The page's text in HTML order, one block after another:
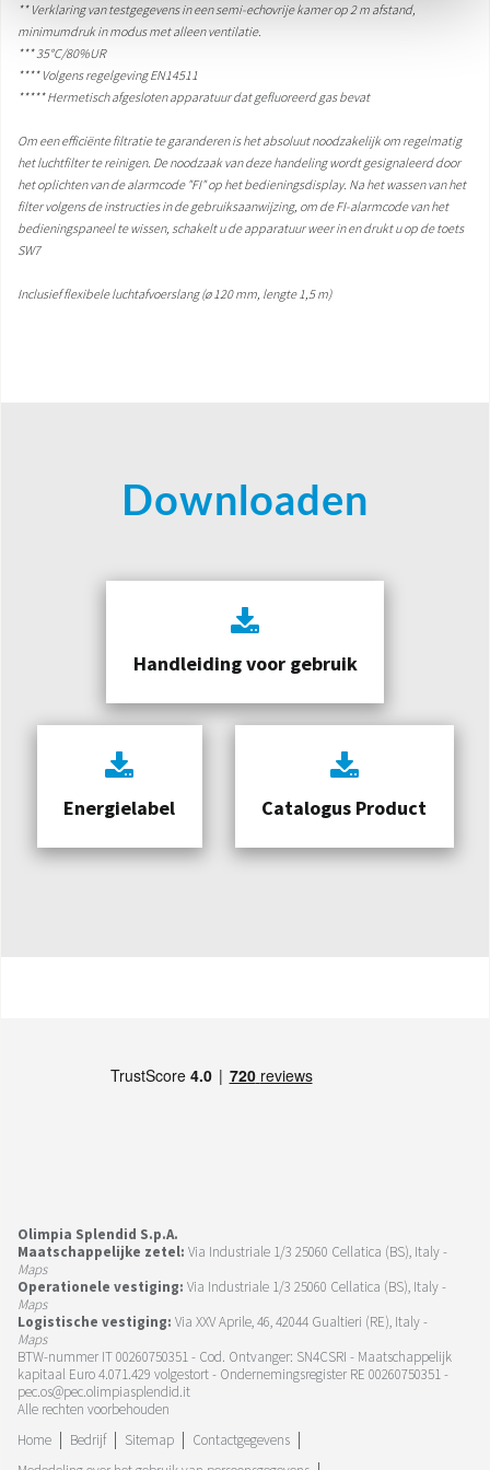
** Verklaring van testgegevens in een semi-echovrije kamer op 2 m afstand,
minimumdruk in modus met alleen ventilatie.
*** 35°C/80%UR
**** Volgens regelgeving EN14511
***** Hermetisch afgesloten apparatuur dat gefluoreerd gas bevat
Om een efficiënte filtratie te garanderen is het absoluut noodzakelijk om regelmatig
het luchtfilter te reinigen. De noodzaak van deze handeling wordt gesignaleerd door
het oplichten van de alarmcode "FI" op het bedieningsdisplay. Na het wassen van het
filter volgens de instructies in de gebruiksaanwijzing, om de FI-alarmcode van het
bedieningspaneel te wissen, schakelt u de apparatuur weer in en drukt u op de toets
SW7
Inclusief flexibele luchtafvoerslang (ø 120 mm, lengte 1,5 m)
Downloaden
Handleiding voor gebruik
Energielabel Catalogus Product
Olimpia Splendid S.p.A.
Maatschappelijke zetel: Via Industriale 1/3 25060 Cellatica (BS), Italy -
Maps
Operationele vestiging: Via Industriale 1/3 25060 Cellatica (BS), Italy -
Maps
Logistische vestiging: Via XXV Aprile, 46, 42044 Gualtieri (RE), Italy -
Maps
BTW-nummer IT 00260750351 - Cod. Ontvanger: SN4CSRI - Maatschappelijk
kapitaal Euro 4.071.429 volgestort - Ondernemingsregister RE 00260750351 -
pec.os@pec.olimpiasplendid.it
Alle rechten voorbehouden
Home
Bedrijf Sitemap
Contactgegevens